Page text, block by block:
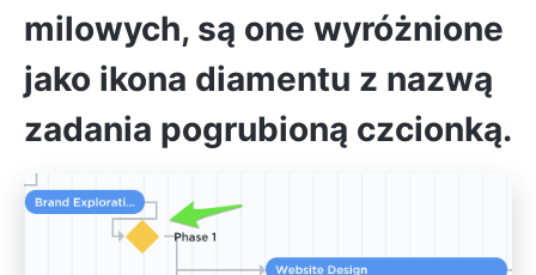
milowych, są one wyróżnione
jako ikona diamentu z nazwą
zadania pogrubioną czcionką.